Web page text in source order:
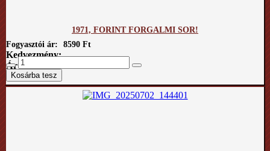
1971, FORINT FORGALMI SOR!
Fogyasztói ár:
8590 Ft
Kedvezmény:
Ár / kg: